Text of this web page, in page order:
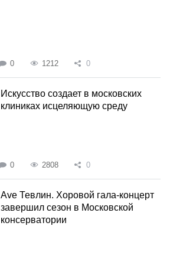
0 1212 0
Искусство создает в московских
клиниках исцеляющую среду
0 2808 0
Ave Тевлин. Хоровой гала-концерт
завершил сезон в Московской
консерватории